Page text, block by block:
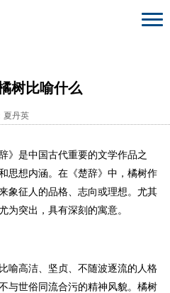
树比喻什么
夏丹英
》是中国古代重要的文学作品之
思想内涵。在《楚辞》中，橘树作
象征人的品格、志向或理想。尤其
为突出，具有深刻的寓意。
喻高洁、坚贞、不随波逐流的人格
与世俗同流合污的精神风貌。橘树